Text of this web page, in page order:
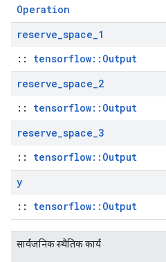
Operation
reserve_space_1
:: tensorflow::Output
reserve_space_2
:: tensorflow::Output
reserve_space_3
:: tensorflow::Output
y
:: tensorflow::Output
सार्वजनिक स्थैतिक कार्य